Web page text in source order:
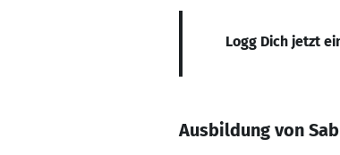
Logg Dich jetzt
Ausbildung von